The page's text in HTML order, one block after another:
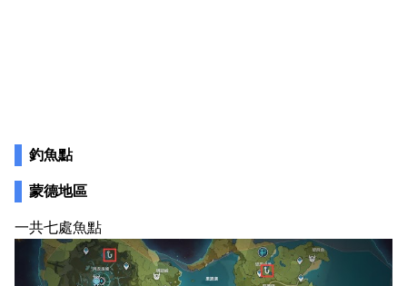
釣魚點
蒙德地區
一共七處魚點